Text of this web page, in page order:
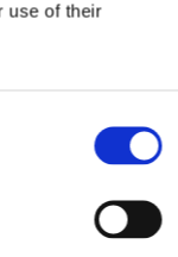
use of their
Plattform für